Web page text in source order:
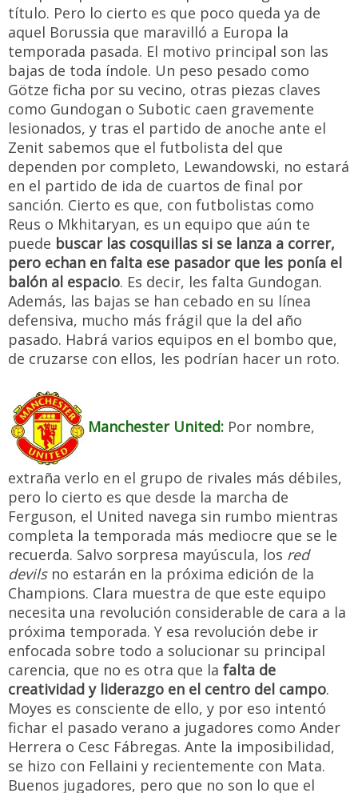
título. Pero lo cierto es que poco queda ya de
aquel Borussia que maravilló a Europa la
temporada pasada. El motivo principal son las
bajas de toda índole. Un peso pesado como
Götze ficha por su vecino, otras piezas claves
como Gundogan o Subotic caen gravemente
lesionados, y tras el partido de anoche ante el
Zenit sabemos que el futbolista del que
dependen por completo, Lewandowski, no estará
en el partido de ida de cuartos de final por
sanción. Cierto es que, con futbolistas como
Reus o Mkhitaryan, es un equipo que aún te
puede buscar las cosquillas si se lanza a correr,
pero echan en falta ese pasador que les ponía el
balón al espacio. Es decir, les falta Gundogan.
Además, las bajas se han cebado en su línea
defensiva, mucho más frágil que la del año
pasado. Habrá varios equipos en el bombo que,
de cruzarse con ellos, les podrían hacer un roto.
Manchester United: Por nombre,
extraña verlo en el grupo de rivales más débiles,
pero lo cierto es que desde la marcha de
Ferguson, el United navega sin rumbo mientras
completa la temporada más mediocre que se le
recuerda. Salvo sorpresa mayúscula, los red
devilsno estarán en la próxima edición de la
Champions. Clara muestra de que este equipo
necesita una revolución considerable de cara a la
próxima temporada. Y esa revolución debe ir
enfocada sobre todo a solucionar su principal
carencia, que no es otra que la falta de
creatividad y liderazgo en el centro del campo.
Moyes es consciente de ello, y por eso intentó
fichar el pasado verano a jugadores como Ander
Herrera o Cesc Fábregas. Ante la imposibilidad,
se hizo con Fellaini y recientemente con Mata.
Buenos jugadores, pero que no son lo que el